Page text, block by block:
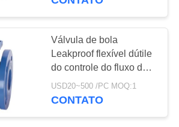
Gas
44
Válvula de bola
Leakproof flexível dútile
do controle do fluxo da
válvula de bola do ferro
do selo macio
USD20~500 /PC MOQ:1
CONTATO